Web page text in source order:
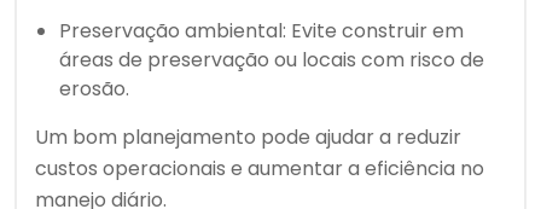
Preservação ambiental: Evite construir em
áreas de preservação ou locais com risco de
erosão.
Um bom planejamento pode ajudar a reduzir
custos operacionais e aumentar a eficiência no
manejo diário.